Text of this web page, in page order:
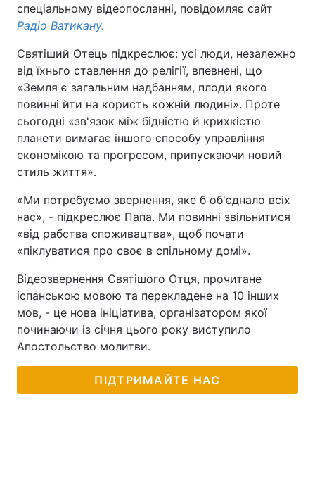
спеціальному відеопосланні, повідомляє сайт
Радіо Ватикану.
Святіший Отець підкреслює: усі люди, незалежно
від їхньго ставлення до релігії, впевнені, що
«Земля є загальним надбанням, плоди якого
повинні йти на користь кожній людині». Проте
сьогодні «зв'язок між бідністю й крихкістю
планети вимагає іншого способу управління
економікою та прогресом, припускаючи новий
стиль життя».
«Ми потребуємо звернення, яке б об'єднало всіх
нас», - підкреслює Папа. Ми повинні звільнитися
«від рабства споживацтва», щоб почати
«піклуватися про своє в спільному домі».
Відеозвернення Святішого Отця, прочитане
іспанською мовою та перекладене на 10 інших
мов, - це нова ініціатива, організатором якої
починаючи із січня цього року виступило
Апостольство молитви.
ПІДТРИМАЙТЕ НАС